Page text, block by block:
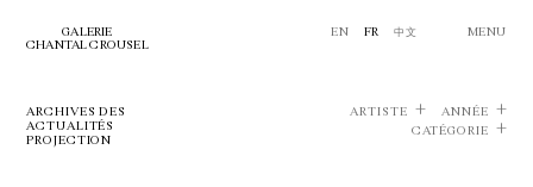
GALERIE
CHANTAL CROUSEL
EN FR 中文 MENU
ARCHIVES DES
ACTUALITÉS
PROJECTION
ARTISTE
ANNÉE
CATÉGORIE